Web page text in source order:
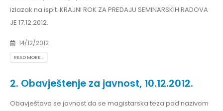
izlazak na ispit. KRAJNI ROK ZA PREDAJU SEMINARSKIH RADOVA
JE 17.12.2012.
14/12/2012
READ MORE...
2. Obavještenje za javnost, 10.12.2012.
Obavještava se javnost da se magistarska teza pod nazivom